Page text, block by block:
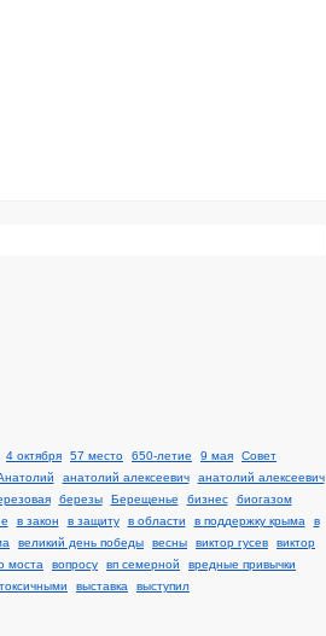
4 октября 57 место 650-летие 9 мая
Cовет
анатолий алексеевич
анатолий алексеевич
березы Берещенье бизнес
биогазом
в закон в защиту в области в поддержку крыма
в
великий день победы весны виктор гусев
виктор
моста
вопросу вп семерной
вредные привычки
выставка выступил